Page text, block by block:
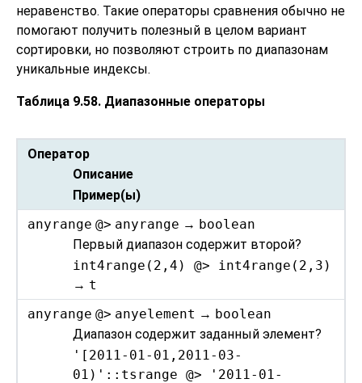
неравенство. Такие операторы сравнения обычно не
помогают получить полезный в целом вариант
сортировки, но позволяют строить по диапазонам
уникальные индексы.
Таблица 9.58. Диапазонные операторы
Оператор
Описание
Пример(ы)
anyrange @> anyrange → boolean
Первый диапазон содержит второй?
int4range(2,4) @> int4range(2,3)
→ t
anyrange @> anyelement → boolean
Диапазон содержит заданный элемент?
'[2011-01-01,2011-03-
01)'::tsrange @> '2011-01-